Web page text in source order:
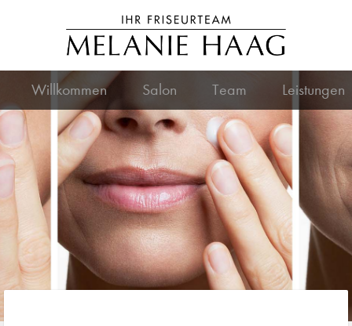
Willkommen Salon Team Leistungen